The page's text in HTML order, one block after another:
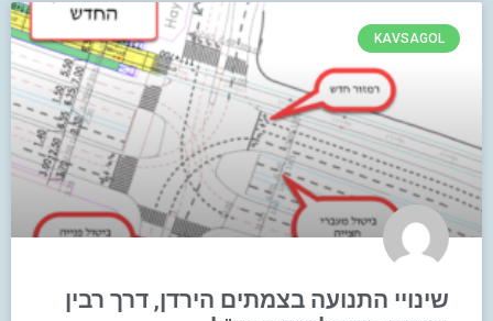
KAVSAGOL
שינויי התנועה בצמתים הירדן, דרך רבין